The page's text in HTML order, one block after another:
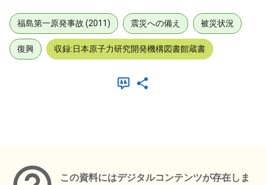
福島第一原発事故 (2011) 震災への備え 被災状況
復興 収録:日本原子力研究開発機構図書館蔵書
この資料にはデジタルコンテンツが存在しま